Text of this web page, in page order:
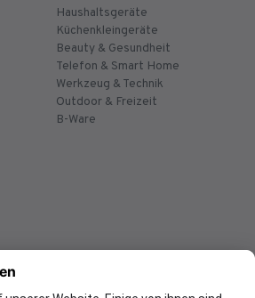
Haushaltsgeräte
Küchenkleingeräte
Beauty & Gesundheit
Telefon & Smart Home
Werkzeug & Technik
Outdoor & Freizeit
B-Ware